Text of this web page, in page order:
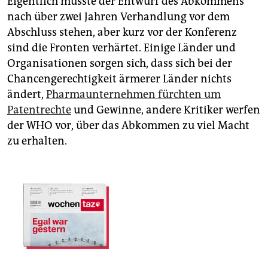
nach über zwei Jahren Verhandlung vor dem
Abschluss stehen, aber kurz vor der Konferenz
sind die Fronten verhärtet. Einige Länder und
Organisationen sorgen sich, dass sich bei der
Chancengerechtigkeit ärmerer Länder nichts
ändert, Pharmaunternehmen fürchten um
Patentrechteund Gewinne, andere Kritiker werfen
der WHO vor, über das Abkommen zu viel Macht
zu erhalten.